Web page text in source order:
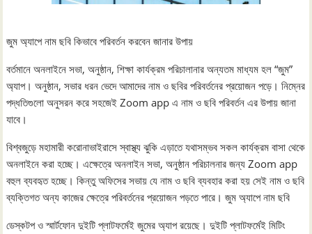
জুম অ্যাপে নাম ছবি কিভাবে পরিবর্তন করবেন জানার উপায়
বর্তমানে অনলাইনে সভা, অনুষ্ঠান, শিক্ষা কার্যক্রম পরিচালানার অন্যতম মাধ্যম হল “জুম”
অ্যাপ। অনুষ্ঠান, সভার ধরন ভেদে আমাদের নাম ও ছবির পরিবর্তনের প্রয়োজন পড়ে। নিম্নের
পদ্ধতিগুলো অনুসরন করে সহজেই Zoom app এ নাম ও ছবি পরিবর্তন এর উপায় জানা
যাবে।
বিশ্বজুড়ে মহামারী করোনাভাইরাসে স্বাস্থ্য ঝুকি এড়াতে যথাসম্ভব সকল কার্যক্রম বাসা থেকে
অনলাইনে করা হচ্ছে। এক্ষেত্রে অনলাইন সভা, অনুষ্ঠান পরিচালনার জন্য Zoom app
বহুল ব্যবহৃত হচ্ছে। কিন্তু অফিসের সভায় যে নাম ও ছবি ব্যবহার করা হয় সেই নাম ও ছবি
ব্যক্তিগত অন্য কাজের ক্ষেত্রে পরিবর্তনের প্রয়োজন পড়তে পারে। জুম অ্যাপে নাম ছবি
ডেস্কটপ ও স্মার্টফোন দুইটি প্লাটফর্মেই জুমের অ্যাপ রয়েছে। দুইটি প্লাটফর্মেই মিটিং